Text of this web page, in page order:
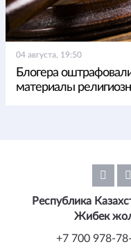
04 августа, 19:50
Блогера
материалы
Республика
Жибек
+7 700 978-